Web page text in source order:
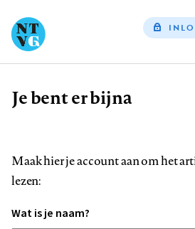
Kruimelpad
Je bent er bijna
Maak hier je account aan om het
lezen:
Wat is je naam?